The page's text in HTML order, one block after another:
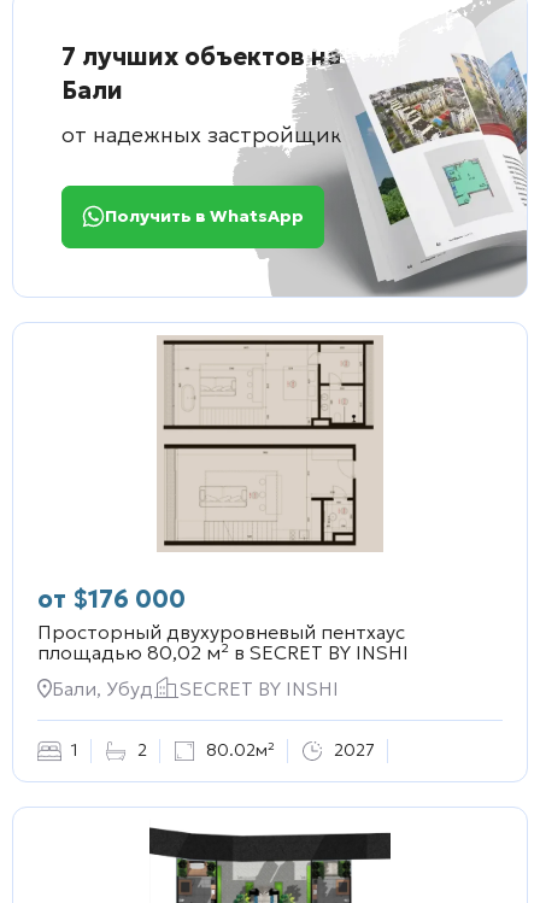
7 лучших объектов на
Бали
от надежных застройщиков
Получить в WhatsApp
от $176 000
Просторный двухуровневый пентхаус
площадью 80,02 м² в SECRET BY INSHI
Бали, Убуд
SECRET BY INSHI
1 2 80.02м² 2027